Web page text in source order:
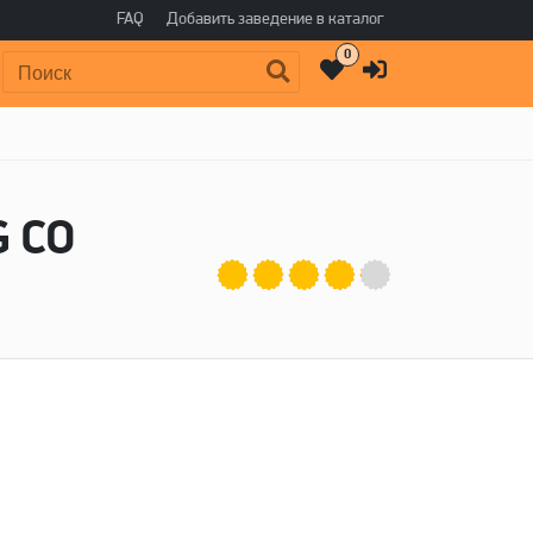
FAQ Добавить заведение в каталог
Поиск: 0
CO